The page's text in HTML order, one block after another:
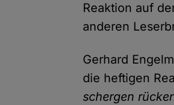
Reaktion auf
anderen
Gerhard
die heftigen
schergen